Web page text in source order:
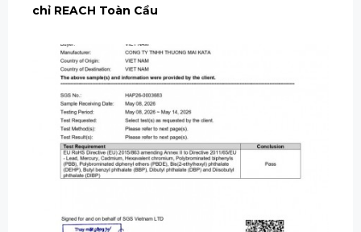
chỉ REACH Toàn Cầu